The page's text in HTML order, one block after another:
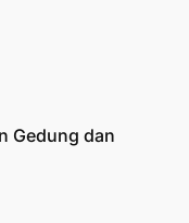
Gedung dan